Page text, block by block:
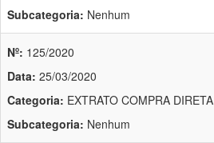
Subcategoria: Nenhum
Nº: 125/2020
Data: 25/03/2020
Categoria: EXTRATO COMPRA DIRETA
Subcategoria: Nenhum